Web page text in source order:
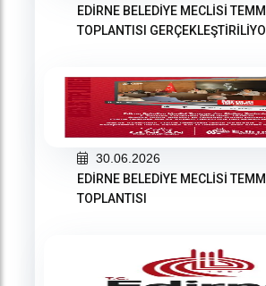
EDİRNE BELEDİYE MECLİSİ
TOPLANTISI
30.06.2026
EDİRNE BELEDİYE MECLİSİ
TOPLANTISI